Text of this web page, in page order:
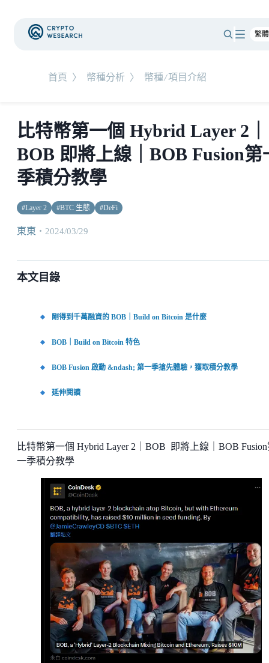
首頁 〉 幣種分析 〉 幣種/項目介紹
比特幣第一個 Hybrid Layer 2｜
BOB 即將上線｜BOB Fusion第
季積分教學
#Layer 2 #BTC 生態 #DeFi
東東 ・ 2024/03/29
本文目錄
剛得到千萬融資的 BOB｜Build on Bitcoin 是什麼
BOB｜Build on Bitcoin 特色
BOB Fusion 啟動 &ndash; 第一季搶先體驗，獲取積分教學
延伸閱讀
比特幣第一個 Hybrid Layer 2｜BOB 即將上線｜BOB
一季積分教學